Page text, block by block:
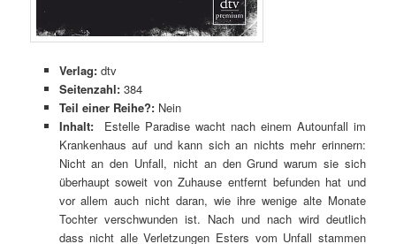
Verlag:dtv
Seitenzahl: 384
Teil einer Reihe?:Nein
Inhalt:
Estelle Paradise wacht nach einem Autounfall im
Krankenhaus auf und kann sich an nichts mehr erinnern:
Nicht an den Unfall, nicht an den Grund warum sie sich
überhaupt soweit von Zuhause entfernt befunden hat und
vor allem auch nicht daran, wie ihre wenige alte Monate
Tochter verschwunden ist. Nach und nach wird deutlich
dass nicht alle Verletzungen Esters vom Unfall stammen